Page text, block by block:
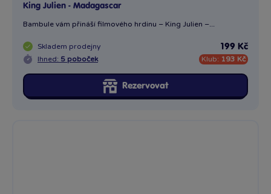
Máma (Prasátko Pepa)
Plastová akční figurka Mámy z Prasátko Pepa
Skladem prodejny
Ihned: 16 poboček
199 Kč
Klub: 193 Kč
Rezervovat